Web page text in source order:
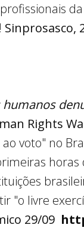
Sinprosasco,
Rights
voto" no
"o livre
29/09